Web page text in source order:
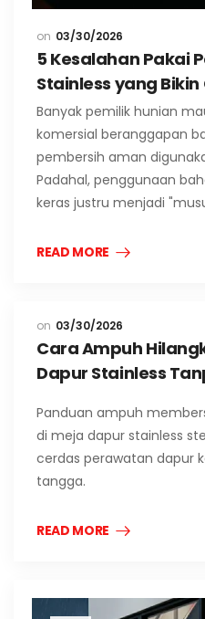
03/30/2026
5 Kesalahan Pakai
Stainless yang
Banyak pemilik hunian
komersial beranggapan
pembersih aman
Padahal, penggunaan
keras justru menjadi
READ MORE
03/30/2026
Cara Ampuh
Dapur Stainless
Panduan ampuh
di meja dapur stainless
cerdas perawatan dapur
tangga.
READ MORE